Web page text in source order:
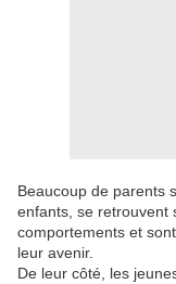
Beaucoup de parents
enfants, se retrouvent
comportements et
leur avenir.
De leur côté, les